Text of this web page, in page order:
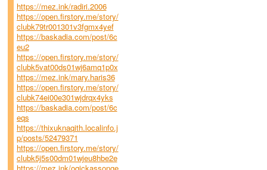
https://mez.ink/radiri.2006
https://open.firstory.me/story/
clubk79tr001301v3fgmx4yef
https://baskadia.com/post/6c
eu2
https://open.firstory.me/story/
clubk5vat00ds01wj6amq1p0x
https://mez.ink/mary.haris36
https://open.firstory.me/story/
clubk74ei00e301wjdrqx4yks
https://baskadia.com/post/6c
eqs
https://thixuknaqith.localinfo.j
p/posts/52479371
https://open.firstory.me/story/
clubk5j5s00dm01wjeu8hbe2e